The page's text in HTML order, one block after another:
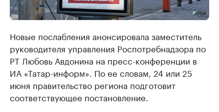
Новые послабления анонсировала заместитель
руководителя управления Роспотребнадзора по
РТ Любовь Авдонина на пресс-конференции в
ИА «Татар-информ». По ее словам, 24 или 25
июня правительство региона подготовит
соответствующее постановление.